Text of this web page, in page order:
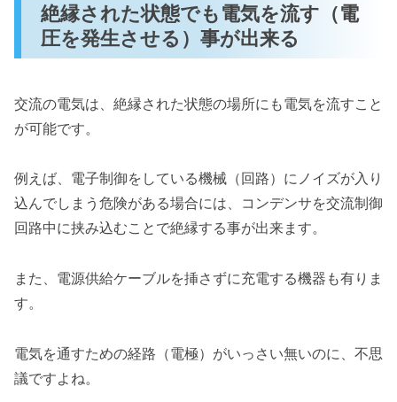
絶縁された状態でも電気を流す（電
圧を発生させる）事が出来る
交流の電気は、絶縁された状態の場所にも電気を流すこと
が可能です。
例えば、電子制御をしている機械（回路）にノイズが入り
込んでしまう危険がある場合には、コンデンサを交流制御
回路中に挟み込むことで絶縁する事が出来ます。
また、電源供給ケーブルを挿さずに充電する機器も有りま
す。
電気を通すための経路（電極）がいっさい無いのに、不思
議ですよね。